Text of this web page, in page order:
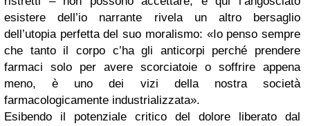
esistere dell’io narrante rivela un altro bersaglio
dell’utopia perfetta del suo moralismo: «Io penso sempre
che tanto il corpo c’ha gli anticorpi perché prendere
farmaci solo per avere scorciatoie o soffrire appena
meno, è uno dei vizi della nostra società
farmacologicamente industrializzata».
Esibendo il potenziale critico del dolore liberato dal